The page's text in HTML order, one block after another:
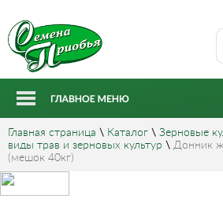
Главная страница \ Каталог \ Зерновые
виды трав и зерновых культур \ Донник
(мешок 40кг)